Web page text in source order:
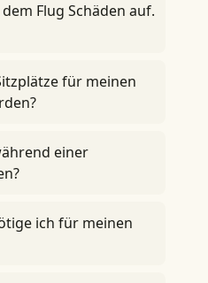
Flug Schäden auf.
für meinen
einer
ich für meinen